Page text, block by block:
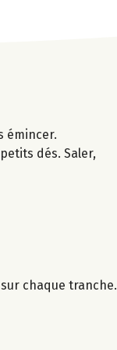
émincer.
dés. Saler,
chaque tranche.